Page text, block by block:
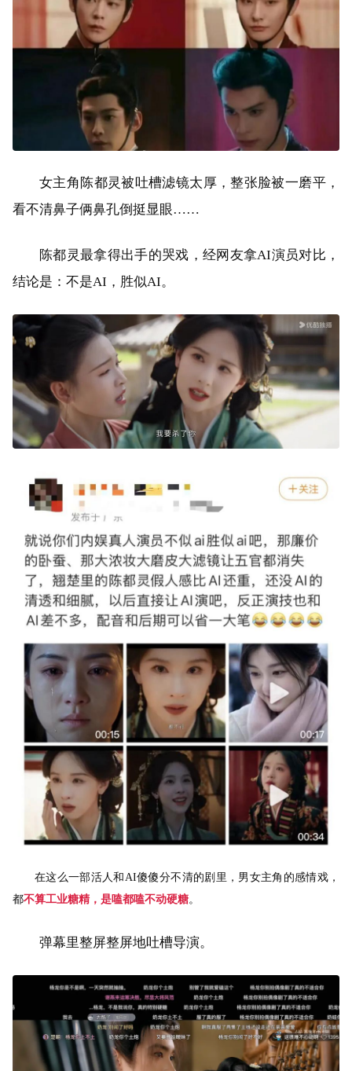
女主角陈都灵被吐槽滤镜太厚，整张脸被一磨平，
看不清鼻子俩鼻孔倒挺显眼……
陈都灵最拿得出手的哭戏，经网友拿AI演员对比，
结论是：不是AI，胜似AI。
在这么一部活人和AI傻傻分不清的剧里，男女主角的感情戏，
都不算工业糖精，是嗑都嗑不动硬糖。
弹幕里整屏整屏地吐槽导演。